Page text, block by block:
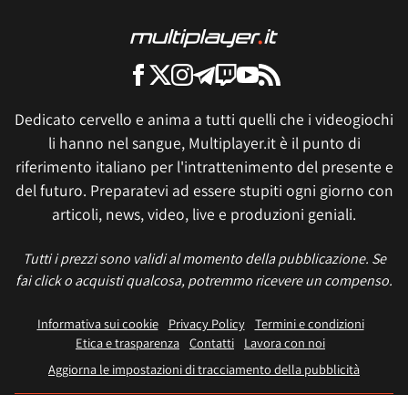
Dedicato cervello e anima a tutti quelli che i videogiochi
li hanno nel sangue, Multiplayer.it è il punto di
riferimento italiano per l'intrattenimento del presente e
del futuro. Preparatevi ad essere stupiti ogni giorno con
articoli, news, video, live e produzioni geniali.
Tutti i prezzi sono validi al momento della pubblicazione. Se
fai click o acquisti qualcosa, potremmo ricevere un compenso.
Informativa sui cookie Privacy Policy
Termini e condizioni
Etica e trasparenza Contatti
Lavora con noi
Aggiorna le impostazioni di tracciamento della pubblicità